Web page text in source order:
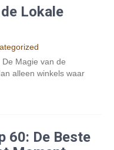
Lokale
Magie van de
alleen winkels waar
60: De Beste